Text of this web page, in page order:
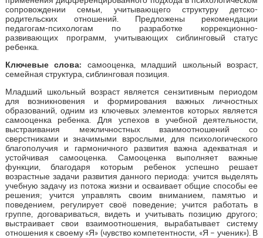
сопровождении семьи, учитывающего структуру детско-
родительских отношений. Предложены рекомендации
педагогам-психологам по разработке коррекционно-
развивающих программ, учитывающих сиблинговый статус
ребенка.
Ключевые слова: самооценка, младший школьный возраст,
семейная структура, сиблинговая позиция.
Младший школьный возраст является сензитивным периодом
для возникновения и формирования важных личностных
образований, одним из ключевых элементов которых является
самооценка ребенка. Для успехов в учебной деятельности,
выстраивания межличностных взаимоотношений со
сверстниками и значимыми взрослыми, для психологического
благополучия и гармоничного развития важна адекватная и
устойчивая самооценка. Самооценка выполняет важные
функции, благодаря которым ребенок успешно решает
возрастные задачи развития данного периода: учится выделять
учебную задачу из потока жизни и осваивает общие способы ее
решения; учится управлять своим вниманием, памятью и
поведением, регулирует своё поведение; учится работать в
группе, договариваться, видеть и учитывать позицию другого;
выстраивает свои взаимоотношения, вырабатывает систему
отношения к своему «Я» (чувство компетентности, «Я – ученик»). В